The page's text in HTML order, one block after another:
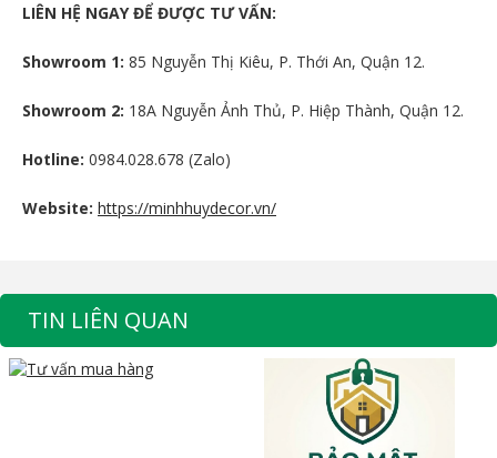
LIÊN HỆ NGAY ĐỂ ĐƯỢC TƯ VẤN:
Showroom 1: 85 Nguyễn Thị Kiêu, P. Thới An, Quận 12.
Showroom 2: 18A Nguyễn Ảnh Thủ, P. Hiệp Thành, Quận 12.
Hotline: 0984.028.678 (Zalo)
Website: https://minhhuydecor.vn/
TIN LIÊN QUAN